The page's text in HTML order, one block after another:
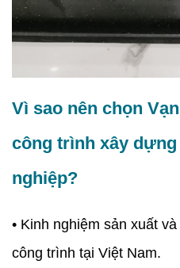
Vì sao nên chọn
công trình xây dựng
nghiệp?
• Kinh nghiệm sản xuất
công trình tại Việt Nam.